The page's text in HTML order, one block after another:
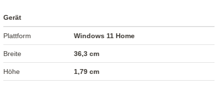
Gerät
Plattform Windows 11 Home
Breite 36,3 cm
Höhe 1,79 cm